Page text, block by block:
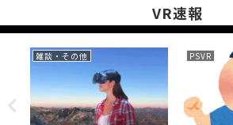
VR速報
雑談・その他 PSVR